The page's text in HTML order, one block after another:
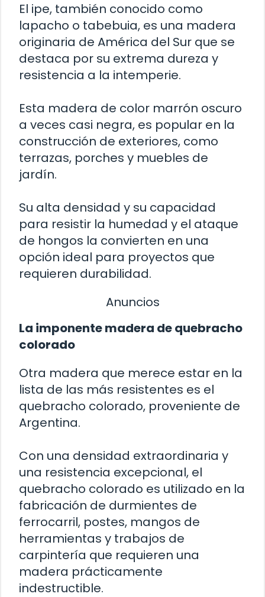
El ipe, también conocido como
lapacho o tabebuia, es una madera
originaria de América del Sur que se
destaca por su extrema dureza y
resistencia a la intemperie.
Esta madera de color marrón oscuro
a veces casi negra, es popular en la
construcción de exteriores, como
terrazas, porches y muebles de
jardín.
Su alta densidad y su capacidad
para resistir la humedad y el ataque
de hongos la convierten en una
opción ideal para proyectos que
requieren durabilidad.
Anuncios
La imponente madera de quebracho
colorado
Otra madera que merece estar en la
lista de las más resistentes es el
quebracho colorado, proveniente de
Argentina.
Con una densidad extraordinaria y
una resistencia excepcional, el
quebracho colorado es utilizado en la
fabricación de durmientes de
ferrocarril, postes, mangos de
herramientas y trabajos de
carpintería que requieren una
madera prácticamente
indestructible.